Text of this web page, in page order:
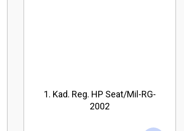
1. Kad. Reg. HP Seat/Mil-RG-
2002